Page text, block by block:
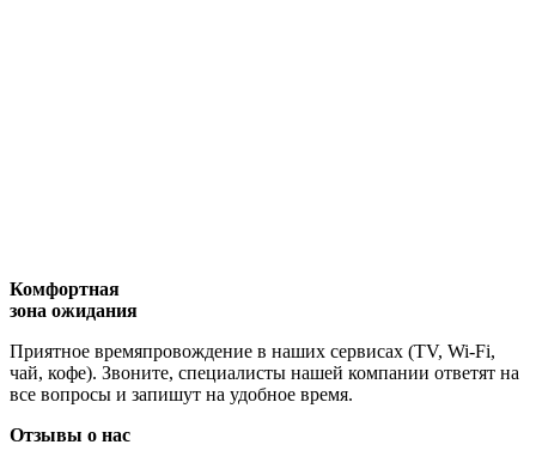
Комфортная
зона ожидания
Приятное времяпровождение в наших сервисах (TV, Wi-Fi,
чай, кофе). Звоните, специалисты нашей компании ответят на
все вопросы и запишут на удобное время.
Отзывы о нас